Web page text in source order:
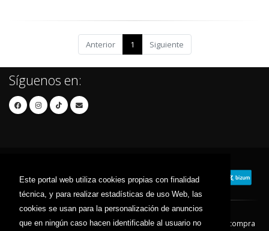
Este portal web utiliza cookies propias con finalidad
técnica, y para realizar estadísticas de uso Web, las
cookies se usan para la personalización de anuncios
que en ningún caso hacen identificable al usuario no
Anterior 1 Siguiente
Síguenos en:
Contacto Aviso Legal Condiciones de compra